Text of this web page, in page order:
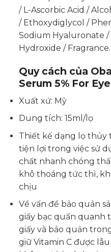
/ L-Ascorbic Acid /
/ Ethoxydiglycol /
Sodium Hyaluronate /
Hydroxide / Fragrance.
Quy cách của
Serum 5% For
Xuất xứ: Mỹ
Dung tích: 15ml/lọ
Thiết kế dạng lọ thủy
tiện lợi trong việc sử
chất nhanh chóng
khô thoáng tức thì,
chịu
Về vấn đề bảo quản
giấy bạc quấn quanh
giấy và bảo quản
giữ Vitamin C được